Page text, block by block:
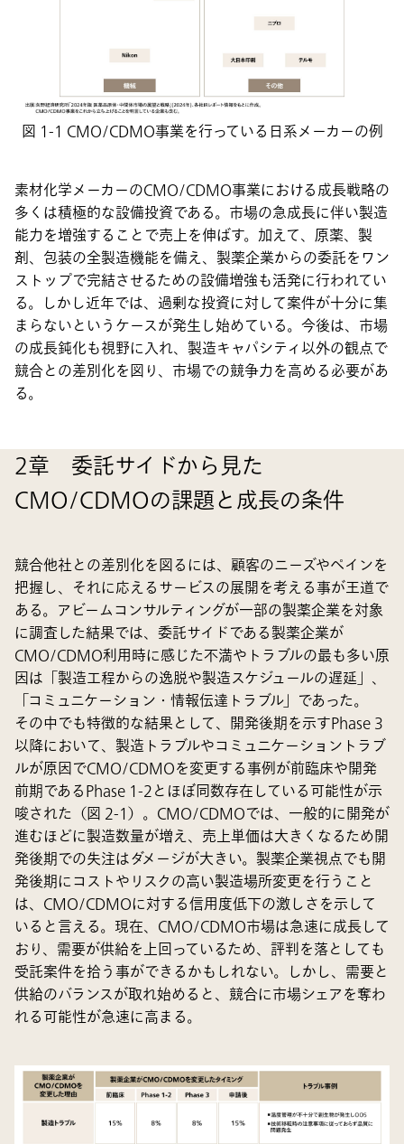
図 1-1 CMO/CDMO事業を行っている日系メーカーの例
素材化学メーカーのCMO/CDMO事業における成長戦略の
多くは積極的な設備投資である。市場の急成長に伴い製造
能力を増強することで売上を伸ばす。加えて、原薬、製
剤、包装の全製造機能を備え、製薬企業からの委託をワン
ストップで完結させるための設備増強も活発に行われてい
る。しかし近年では、過剰な投資に対して案件が十分に集
まらないというケースが発生し始めている。今後は、市場
の成長鈍化も視野に入れ、製造キャパシティ以外の観点で
競合との差別化を図り、市場での競争力を高める必要があ
る。
2章 委託サイドから見た
CMO/CDMOの課題と成長の条件
競合他社との差別化を図るには、顧客のニーズやペインを
把握し、それに応えるサービスの展開を考える事が王道で
ある。アビームコンサルティングが一部の製薬企業を対象
に調査した結果では、委託サイドである製薬企業が
CMO/CDMO利用時に感じた不満やトラブルの最も多い原
因は「製造工程からの逸脱や製造スケジュールの遅延」、
「コミュニケーション・情報伝達トラブル」であった。
その中でも特徴的な結果として、開発後期を示すPhase 3
以降において、製造トラブルやコミュニケーショントラブ
ルが原因でCMO/CDMOを変更する事例が前臨床や開発
前期であるPhase 1-2とほぼ同数存在している可能性が示
唆された（図 2-1）。CMO/CDMOでは、一般的に開発が
進むほどに製造数量が増え、売上単価は大きくなるため開
発後期での失注はダメージが大きい。製薬企業視点でも開
発後期にコストやリスクの高い製造場所変更を行うこと
は、CMO/CDMOに対する信用度低下の激しさを示して
いると言える。現在、CMO/CDMO市場は急速に成長して
おり、需要が供給を上回っているため、評判を落としても
受託案件を拾う事ができるかもしれない。しかし、需要と
供給のバランスが取れ始めると、競合に市場シェアを奪わ
れる可能性が急速に高まる。